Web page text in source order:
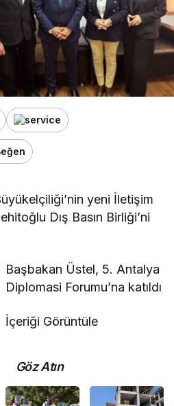
yeni İletişim
Dış Basın Birliği’ni
Başbakan Üstel, 5. Antalya
Diplomasi Forumu’na katıldı
İçeriği Görüntüle
Göz Atın